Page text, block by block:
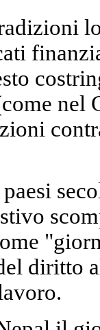
nel
diritto